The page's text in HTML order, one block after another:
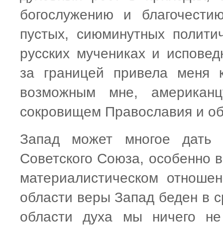
богослужению и
пустых, сиюминутных
русских мучениках и
за границей привела
возможным мне,
сокровищем Православия и
Запад может многое дать
Советского Союза, особенно
материалистическом
области веры Запад беден в
области духа мы ничего